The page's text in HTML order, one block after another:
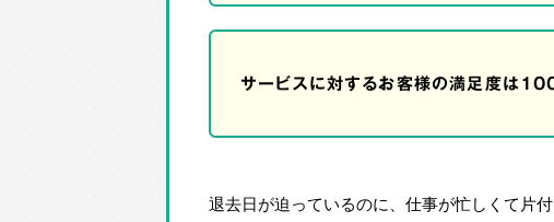
サービスに対するお客様の満足度は100
退去日が迫っているのに、仕事が忙しくて片